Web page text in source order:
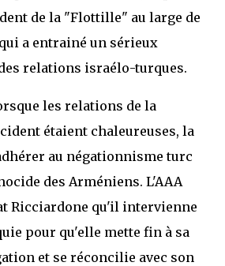
de la "Flottille" au large de
a entrainé un sérieux
relations israélo-turques.
les relations de la
étaient chaleureuses, la
au négationnisme turc
des Arméniens. L'AAA
Ricciardone qu'il intervienne
pour qu'elle mette fin à sa
et se réconcilie avec son